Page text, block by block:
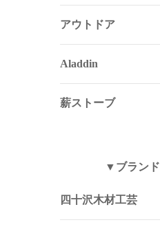
アウトドア
Aladdin
薪ストーブ
▼ブランド
四十沢木材工芸